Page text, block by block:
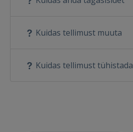
Kuidas tellimust muuta
Kuidas tellimust tühistada